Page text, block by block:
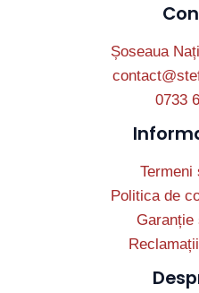
Șoseaua
0733
Termeni
Politica de